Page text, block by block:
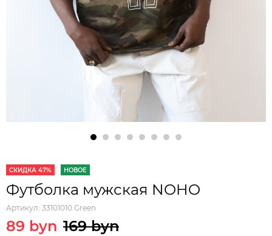
СКИДКА 47% НОВОЕ
Футболка мужская NOHO
Артикул: 33101010 Green
89 byn 169 byn